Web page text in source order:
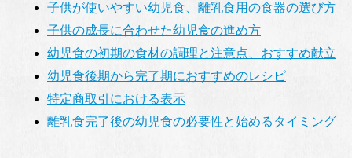
子供が使いやすい幼児食、離乳食用の食器の選び方
子供の成長に合わせた幼児食の進め方
幼児食の初期の食材の調理と注意点、おすすめ献立
幼児食後期から完了期におすすめのレシピ
特定商取引における表示
離乳食完了後の幼児食の必要性と始めるタイミング